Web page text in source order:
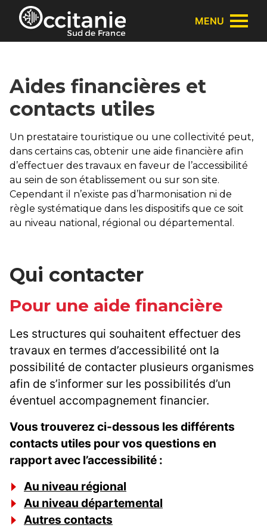
Panneau de gestion des cookies
MENU
Aides financières et
contacts utiles
Un prestataire touristique ou une collectivité peut,
dans certains cas, obtenir une aide financière afin
d’effectuer des travaux en faveur de l’accessibilité
au sein de son établissement ou sur son site.
Cependant il n’existe pas d’harmonisation ni de
règle systématique dans les dispositifs que ce soit
au niveau national, régional ou départemental.
Qui contacter
Pour une aide financière
Les structures qui souhaitent effectuer des
travaux en termes d’accessibilité ont la
possibilité de contacter plusieurs organismes
afin de s’informer sur les possibilités d’un
éventuel accompagnement financier.
Vous trouverez ci-dessous les différents
contacts utiles pour vos questions en
rapport avec l’accessibilité :
Au niveau régional
Au niveau départemental
Autres contacts